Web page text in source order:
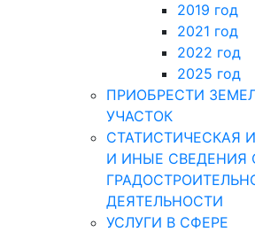
2019 год
2021 год
2022 год
2025 год
ПРИОБРЕСТИ
УЧАСТОК
СТАТИСТИЧЕСКАЯ
И ИНЫЕ СВЕДЕНИЯ
ДЕЯТЕЛЬНОСТИ
УСЛУГИ В СФЕРЕ